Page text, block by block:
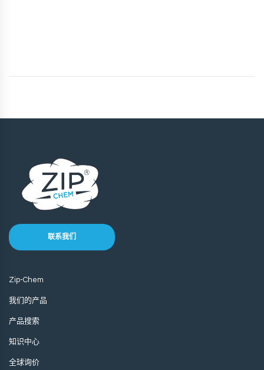
联系我们
Zip-Chem
我们的产品
产品搜索
知识中心
全球询价